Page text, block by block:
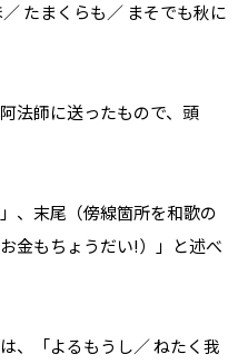
たまくらも／ まそでも秋に
法師に送ったもので、頭
、末尾（傍線箇所を和歌の
金もちょうだい!）」と述べ
、「よるもうし／ ねたく我